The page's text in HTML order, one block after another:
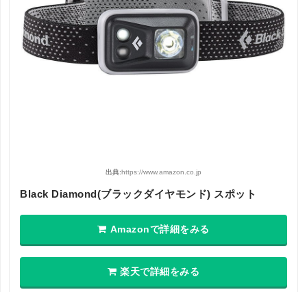
出典:https://www.amazon.co.jp
Black Diamond(ブラックダイヤモンド) スポット
Amazonで詳細をみる
楽天で詳細をみる